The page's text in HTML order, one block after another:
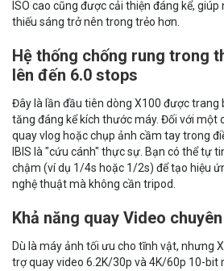
ISO cao cũng được cải thiện đáng kể,
thiếu sáng trở nên trong trẻo hơn.
Hệ thống chống rung trong
lên đến 6.0 stops
Đây là lần đầu tiên dòng X100 được trang
tăng đáng kể kích thước máy. Đối với một
quay vlog hoặc chụp ảnh cầm tay trong
IBIS là "cứu cánh" thực sự. Bạn có thể tự
chậm (ví dụ 1/4s hoặc 1/2s) để tạo hiệu
nghệ thuật mà không cần tripod.
Khả năng quay Video
Dù là máy ảnh tối ưu cho tĩnh vật, nhưng
trợ quay video 6.2K/30p và 4K/60p 10-bit